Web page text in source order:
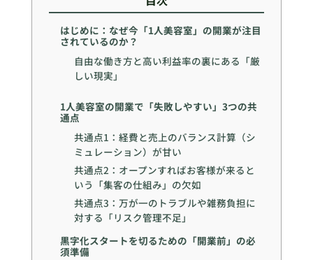
はじめに：なぜ今「1人美容室」の開業が注目
されているのか？
自由な働き方と高い利益率の裏にある「厳
しい現実」
1人美容室の開業で「失敗しやすい」3つの共
通点
共通点1：経費と売上のバランス計算（シ
ミュレーション）が甘い
共通点2：オープンすればお客様が来ると
いう「集客の仕組み」の欠如
共通点3：万が一のトラブルや雑務負担に
対する「リスク管理不足」
黒字化スタートを切るための「開業前」の必
須準備